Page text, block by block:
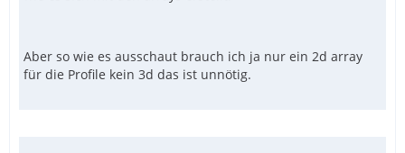
Aber so wie es ausschaut brauch ich ja nur ein 2d array
für die Profile kein 3d das ist unnötig.